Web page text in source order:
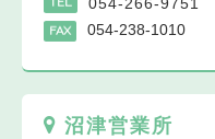
TEL
FAX 054-238-1010
沼津営業所